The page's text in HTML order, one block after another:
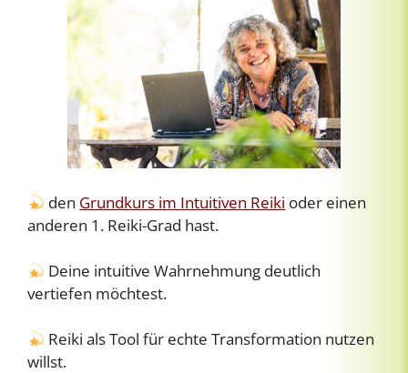
den Grundkurs im Intuitiven Reiki oder einen
anderen 1. Reiki-Grad hast.
Deine intuitive Wahrnehmung deutlich
vertiefen möchtest.
Reiki als Tool für echte Transformation nutzen
willst.